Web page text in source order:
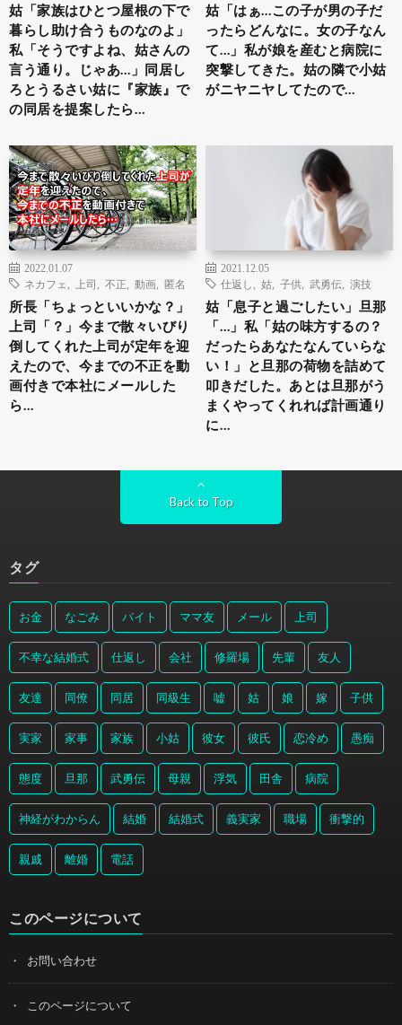
姑「家族はひとつ屋根の下で
暮らし助け合うものなのよ」
私「そうですよね、姑さんの
言う通り。じゃあ…」同居し
ろとうるさい姑に『家族』で
の同居を提案したら…
姑「はぁ…この子が男の子だ
ったらどんなに。女の子なん
て…」私が娘を産むと病院に
突撃してきた。姑の隣で小姑
がニヤニヤしてたので…
2022.01.07
ネカフェ
上司 不正 動画 匿名
所長「ちょっといいかな？」
上司「？」今まで散々いびり
倒してくれた上司が定年を迎
えたので、今までの不正を動
画付きで本社にメールした
ら…
2021.12.05
仕返し
姑 子供 武勇伝 演技
姑「息子と過ごしたい」旦那
「…」私「姑の味方するの？
だったらあなたなんていらな
い！」と旦那の荷物を詰めて
叩きだした。あとは旦那がう
まくやってくれれば計画通り
に…
Back to Top
タグ
お金 なごみ バイト ママ友 メール 上司
不幸な結婚式 仕返し 会社 修羅場 先輩 友人
友達 同僚 同居 同級生 嘘 姑 娘 嫁 子供
実家 家事 家族 小姑 彼女 彼氏 恋冷め 愚痴
態度 旦那 武勇伝 母親 浮気 田舎 病院
神経がわからん 結婚 結婚式 義実家 職場 衝撃的
親戚 離婚 電話
このページについて
お問い合わせ
このページについて